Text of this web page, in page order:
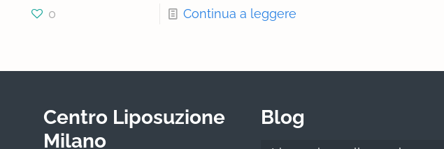
0 Continua a leggere
Centro Liposuzione
Milano
Blog